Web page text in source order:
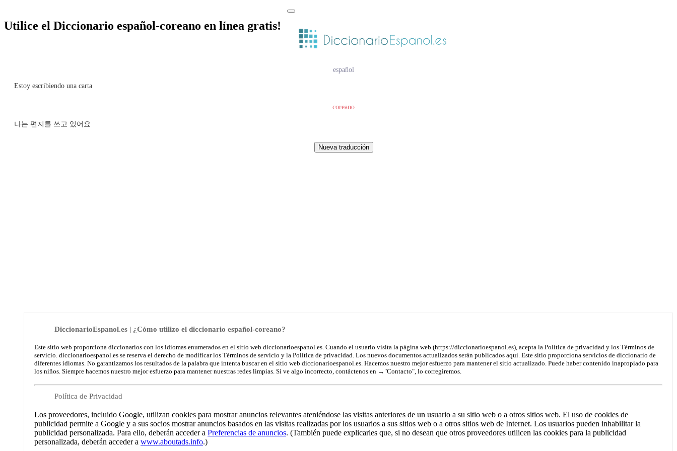
Utilice el Diccionario español-coreano en línea gratis!
español
Estoy escribiendo una carta
coreano
나는 편지를 쓰고 있어요
DiccionarioEspanol.es | ¿Cómo utilizo el diccionario español-coreano?
Este sitio web proporciona diccionarios con los idiomas enumerados en el sitio web diccionarioespanol.es. Cuando el usuario visita la página web (https://diccionarioespanol.es), acepta la Política de privacidad y los Términos de
servicio. diccionarioespanol.es se reserva el derecho de modificar los Términos de servicio y la Política de privacidad. Los nuevos documentos actualizados serán publicados aquí. Este sitio proporciona servicios de diccionario de
diferentes idiomas. No garantizamos los resultados de la palabra que intenta buscar en el sitio web diccionarioespanol.es. Hacemos nuestro mejor esfuerzo para mantener el sitio actualizado. Puede haber contenido inapropiado para
los niños. Siempre hacemos nuestro mejor esfuerzo para mantener nuestras redes limpias. Si ve algo incorrecto, contáctenos en →"Contacto", lo corregiremos.
Política de Privacidad
Los proveedores, incluido Google, utilizan cookies para mostrar anuncios relevantes ateniéndose las visitas anteriores de un usuario a su sitio web o a otros sitios web. El uso de cookies de
publicidad permite a Google y a sus socios mostrar anuncios basados en las visitas realizadas por los usuarios a sus sitios web o a otros sitios web de Internet. Los usuarios pueden inhabilitar la
publicidad personalizada. Para ello, deberán acceder a Preferencias de anuncios. (También puede explicarles que, si no desean que otros proveedores utilicen las cookies para la publicidad
personalizada, deberán acceder a www.aboutads.info.)